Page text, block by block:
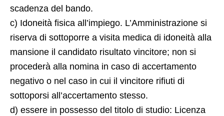
scadenza del bando.
c) Idoneità fisica all’impiego. L’Amministrazione si
riserva di sottoporre a visita medica di idoneità alla
mansione il candidato risultato vincitore; non si
procederà alla nomina in caso di accertamento
negativo o nel caso in cui il vincitore rifiuti di
sottoporsi all’accertamento stesso.
d) essere in possesso del titolo di studio: Licenza